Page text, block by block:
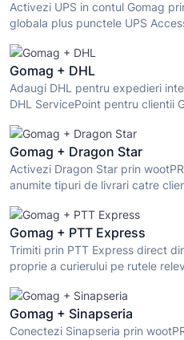
Activezi UPS in contul Gomag
globala plus punctele UPS
Gomag + DHL
Adaugi DHL pentru expedieri
DHL ServicePoint pentru clientii
Gomag + Dragon Star
Activezi Dragon Star prin
anumite tipuri de livrari catre
Gomag + PTT Express
Trimiti prin PTT Express direct
proprie a curierului pe rutele
Gomag + Sinapseria
Conectezi Sinapseria prin